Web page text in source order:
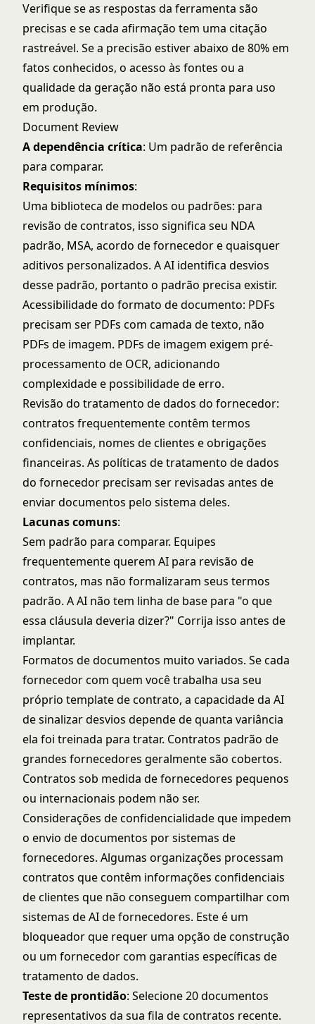
Verifique se as respostas da ferramenta são
precisas e se cada afirmação tem uma citação
rastreável. Se a precisão estiver abaixo de 80% em
fatos conhecidos, o acesso às fontes ou a
qualidade da geração não está pronta para uso
em produção.
Document Review
A dependência crítica: Um padrão de referência
para comparar.
Requisitos mínimos:
Uma biblioteca de modelos ou padrões: para
revisão de contratos, isso significa seu NDA
padrão, MSA, acordo de fornecedor e quaisquer
aditivos personalizados. A AI identifica desvios
desse padrão, portanto o padrão precisa existir.
Acessibilidade do formato de documento: PDFs
precisam ser PDFs com camada de texto, não
PDFs de imagem. PDFs de imagem exigem pré-
processamento de OCR, adicionando
complexidade e possibilidade de erro.
Revisão do tratamento de dados do fornecedor:
contratos frequentemente contêm termos
confidenciais, nomes de clientes e obrigações
financeiras. As políticas de tratamento de dados
do fornecedor precisam ser revisadas antes de
enviar documentos pelo sistema deles.
Lacunas comuns:
Sem padrão para comparar. Equipes
frequentemente querem AI para revisão de
contratos, mas não formalizaram seus termos
padrão. A AI não tem linha de base para "o que
essa cláusula deveria dizer?" Corrija isso antes de
implantar.
Formatos de documentos muito variados. Se cada
fornecedor com quem você trabalha usa seu
próprio template de contrato, a capacidade da AI
de sinalizar desvios depende de quanta variância
ela foi treinada para tratar. Contratos padrão de
grandes fornecedores geralmente são cobertos.
Contratos sob medida de fornecedores pequenos
ou internacionais podem não ser.
Considerações de confidencialidade que impedem
o envio de documentos por sistemas de
fornecedores. Algumas organizações processam
contratos que contêm informações confidenciais
de clientes que não conseguem compartilhar com
sistemas de AI de fornecedores. Este é um
bloqueador que requer uma opção de construção
ou um fornecedor com garantias específicas de
tratamento de dados.
Teste de prontidão: Selecione 20 documentos
representativos da sua fila de contratos recente.